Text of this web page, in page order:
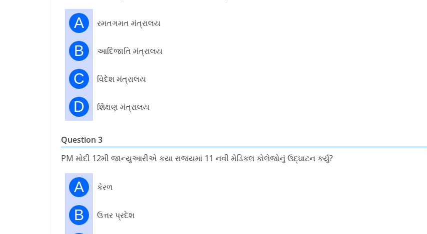
A રમતગમત મંત્રાલય
B આદિજાતિ મંત્રાલય
C વિદેશ મંત્રાલય
D શિક્ષણ મંત્રાલય
Question 3
PM મોદી 12મી જાન્યુઆરીએ કયા રાજ્યમાં 11 નવી મેડિકલ કોલેજોનું ઉદ્ઘાટન કર્યું?
A કેરળ
B ઉત્તર પ્રદેશ